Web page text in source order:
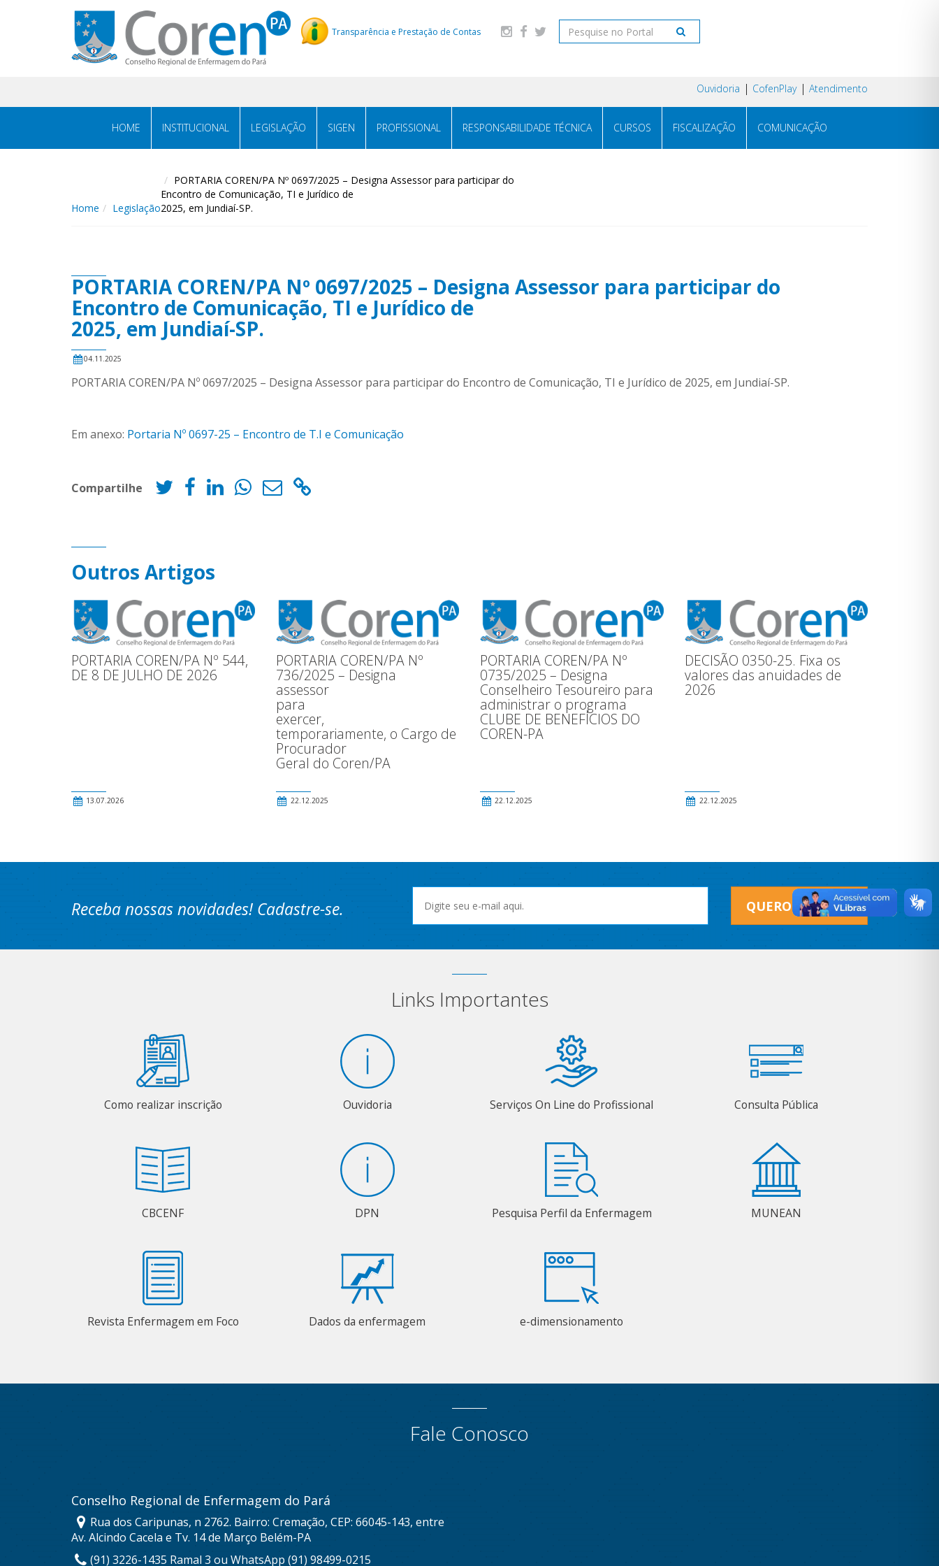
Transparência e Prestação de Contas
Ouvidoria CofenPlay Atendimento
HOME INSTITUCIONAL LEGISLAÇÃO SIGEN PROFISSIONAL RESPONSABILIDADE TÉCNICA CURSOS FISCALIZAÇÃO COMUNICAÇÃO
Home Legislação
PORTARIA COREN/PA Nº 0697/2025 – Designa Assessor para participar do
Encontro de Comunicação, TI e Jurídico de
2025, em Jundiaí-SP.
PORTARIA COREN/PA Nº 0697/2025 – Designa Assessor para participar do
Encontro de Comunicação, TI e Jurídico de
2025, em Jundiaí-SP.
04.11.2025
PORTARIA COREN/PA Nº 0697/2025 – Designa Assessor para participar do Encontro de Comunicação, TI e Jurídico de 2025, em Jundiaí-SP.
Em anexo: Portaria Nº 0697-25 – Encontro de T.I e Comunicação
Compartilhe
Outros Artigos
PORTARIA COREN/PA Nº 544,
DE 8 DE JULHO DE 2026
13.07.2026
PORTARIA COREN/PA Nº
736/2025 – Designa
assessor
para
exercer,
temporariamente, o Cargo de
Procurador
Geral do Coren/PA
22.12.2025
PORTARIA COREN/PA Nº
0735/2025 – Designa
Conselheiro Tesoureiro para
administrar o programa
CLUBE DE BENEFÍCIOS DO
COREN-PA
22.12.2025
DECISÃO 0350-25. Fixa os
valores das anuidades de
2026
22.12.2025
Receba nossas novidades! Cadastre-se. QUERO RECEBER
Links Importantes
Como realizar inscrição Ouvidoria Serviços On Line do Profissional Consulta Pública
CBCENF DPN Pesquisa Perfil da Enfermagem MUNEAN
Revista Enfermagem em Foco Dados da enfermagem e-dimensionamento
Fale Conosco
Conselho Regional de Enfermagem do Pará
Rua dos Caripunas, n 2762. Bairro: Cremação, CEP: 66045-143, entre
Av. Alcindo Cacela e Tv. 14 de Março Belém-PA
(91) 3226-1435 Ramal 3 ou WhatsApp (91) 98499-0215